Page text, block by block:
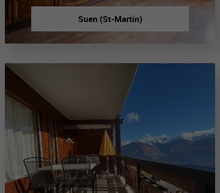
Suen (St-Martin)